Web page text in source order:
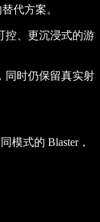
代方案。
控、更沉浸式的游
同时仍保留真实射
模式的 Blaster，